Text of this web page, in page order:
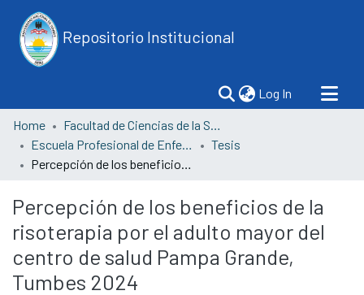
Repositorio Institucional
Log In (current)
Home
Facultad de Ciencias de la Salud
Escuela Profesional de Enfermería
Tesis
Percepción de los beneficios de la risoterapia por el adulto mayor del centro de salud Pampa Grande, Tumbes 2024
Percepción de los beneficios de la
risoterapia por el adulto mayor del
centro de salud Pampa Grande,
Tumbes 2024